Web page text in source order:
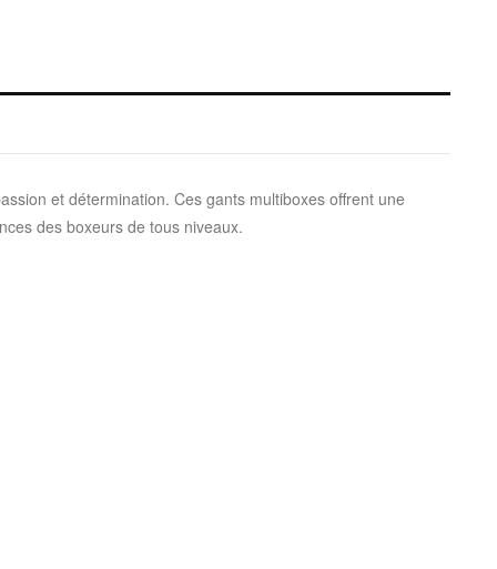
et détermination. Ces gants multiboxes offrent une
des boxeurs de tous niveaux.